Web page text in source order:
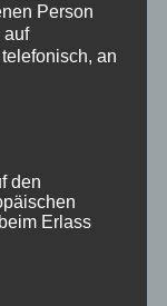
Person
auf
an
den
Erlass
für